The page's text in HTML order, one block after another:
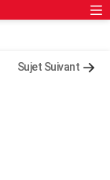
Sujet Suivant